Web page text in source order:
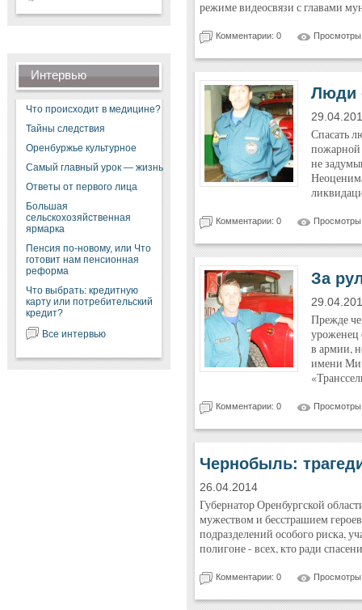
Интервью
Что происходит в медицине?
Тайны следствия
Оренбуржье культурное
Самый главный урок — жизнь
Ответы от первого лица
Большая
сельскохозяйственная
ярмарка
Пенсия по-новому, или Что
готовит нам пенсионная
реформа
Что выбрать: кредитную
карту или потребительский
кредит?
Все интервью
режиме видеосвязи с главами
Комментарии: 0
Люди
Спасать
пожарной
не
Комментарии: 0
За
Прежде
уроженец
в армии,
имени
Комментарии: 0
Чернобыль:
26.04.2014
Губернатор Оренбургской
мужеством и бесстрашием
подразделений особого риска,
полигоне - всех, кто ради
Комментарии: 0